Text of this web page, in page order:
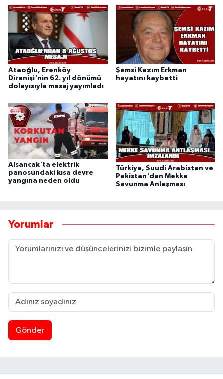
Ataoğlu, Erenköy
Direnişi'nin 62. yıl dönümü
dolayısıyla mesaj yayımladı
Şemsi Kazım Erkman
hayatını kaybetti
Alsancak'ta elektrik
panosundaki kısa devre
yangına neden oldu
Türkiye, Suudi Arabistan ve
Pakistan'dan Mekke
Savunma Anlaşması
Yorumlar
Gönder